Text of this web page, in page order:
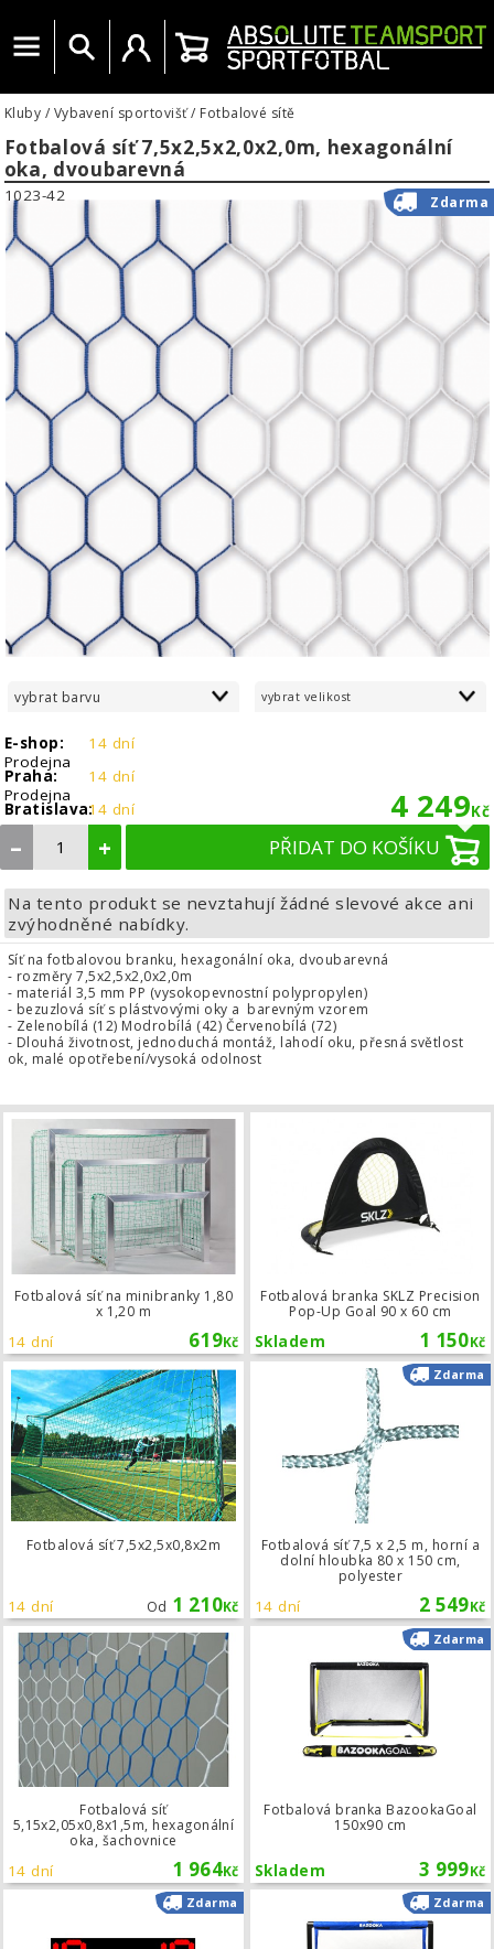
Menu Vyhledat Uživatelský účet
Košík
Kluby / Vybavení sportovišť/ Fotbalové sítě
Fotbalová síť 7,5x2,5x2,0x2,0m, hexagonální
oka, dvoubarevná
1023-42 Zdarma
vybrat barvu vybrat velikost
E-shop:
14 dní
Prodejna
Praha:
14 dní
Prodejna
Bratislava:14 dní 4 249Kč
– + PŘIDAT DO KOŠÍKU
Na tento produkt se nevztahují žádné slevové akce ani
zvýhodněné nabídky.
Síť na fotbalovou branku, hexagonální oka, dvoubarevná
- rozměry 7,5x2,5x2,0x2,0m
- materiál 3,5 mm PP (vysokopevnostní polypropylen)
- bezuzlová síť s plástvovými oky a barevným vzorem
- Zelenobílá (12) Modrobílá (42) Červenobílá (72)
- Dlouhá životnost, jednoduchá montáž, lahodí oku, přesná světlost
ok, malé opotřebení/vysoká odolnost
Fotbalová síť na minibranky 1,80
x 1,20 m
619Kč
14 dní
Fotbalová branka SKLZ Precision
Pop-Up Goal 90 x 60 cm
1 150Kč
Skladem
Fotbalová síť 7,5x2,5x0,8x2m
Od 1 210Kč
14 dní
Fotbalová síť 7,5x2,5x0,8x2m
Fotbalová síť 7,5 x 2,5 m, horní a
dolní hloubka 80 x 150 cm,
polyester
2 549Kč
14 dní
Zdarma
Fotbalová síť
5,15x2,05x0,8x1,5m, hexagonální
oka, šachovnice
1 964Kč
14 dní
Fotbalová síť 5,15x2,05x0,8x1,5m,
Fotbalová branka BazookaGoal
150x90 cm
3 999Kč
Skladem
Zdarma
Zdarma Světelná tabule LDP 51 s dálkovým
Zdarma